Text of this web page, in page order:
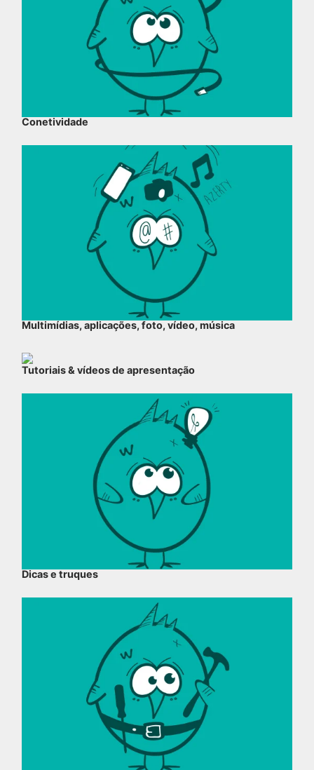
Conetividade
Multimídias, aplicações, foto, vídeo, música
Tutoriais & vídeos de apresentação
Dicas e truques